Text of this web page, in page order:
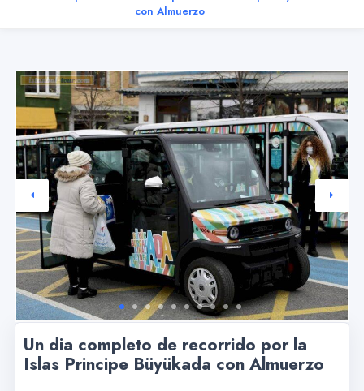
con Almuerzo
Un dia completo de recorrido por la
Islas Principe Büyükada con Almuerzo